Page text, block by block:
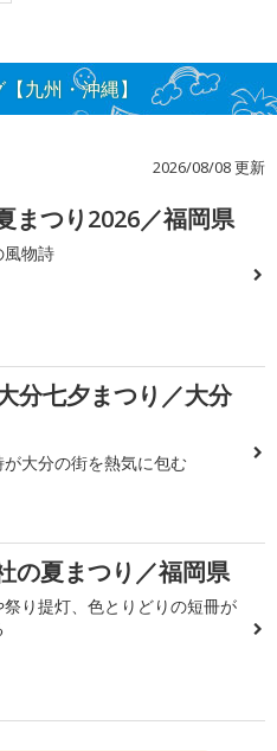
九州・沖縄】
2026/08/08 更新
まつり2026／福岡県
風物詩
分七夕まつり／大分
が大分の街を熱気に包む
の夏まつり／福岡県
り提灯、色とりどりの短冊が